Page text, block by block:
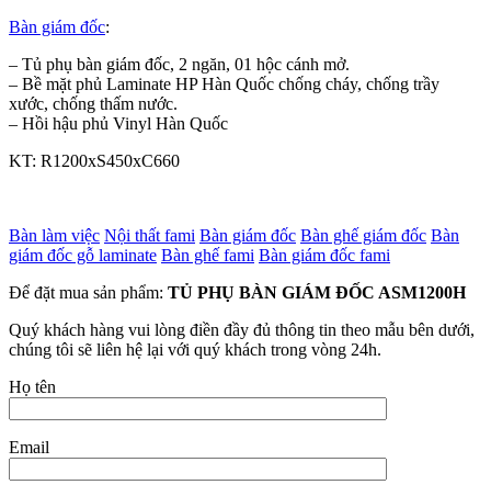
Bàn giám đốc:
– Tủ phụ bàn giám đốc, 2 ngăn, 01 hộc cánh mở.
– Bề mặt phủ Laminate HP Hàn Quốc chống cháy, chống trầy
xước, chống thấm nước.
– Hồi hậu phủ Vinyl Hàn Quốc
KT: R1200xS450xC660
Bàn làm việc Nội thất fami Bàn giám đốc Bàn ghế giám đốc Bàn
giám đốc gỗ laminate Bàn ghế fami Bàn giám đốc fami
Để đặt mua sản phẩm: TỦ PHỤ BÀN GIÁM ĐỐC ASM1200H
Quý khách hàng vui lòng điền đầy đủ thông tin theo mẫu bên dưới,
chúng tôi sẽ liên hệ lại với quý khách trong vòng 24h.
Họ tên
Email